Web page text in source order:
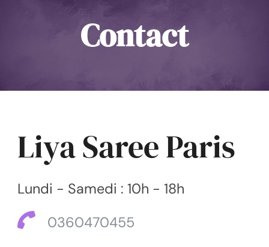
Contact
Liya Saree Paris
Lundi - Samedi : 10h - 18h
0360470455